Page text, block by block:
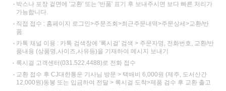
박스나 포장 겉면에 '교환' 또는 '반품' 표기 후 보내주시면 보다 빠른 처리가
가능합니다.
직접 접수 : 홈페이지 로그인>주문조회>최근주문내역>주문상세>교환/반
품
카톡 채널 이용 : 카톡 검색창에 '록시걸' 검색 > 주문자명, 전화번호, 교환/반
품내용 (상품명,사이즈,사유등)을 기재하여 메시지 보내기
록시걸 고객센터(031.522.4488)로 전화 접수
교환 접수 후 CJ대한통운 기사님 방문 > 택배비 6,000원 (제주, 도서산간
12,000원)동봉 또는 입금하여 전달 > 록시걸 도착>제품 검수 후 교환 출고